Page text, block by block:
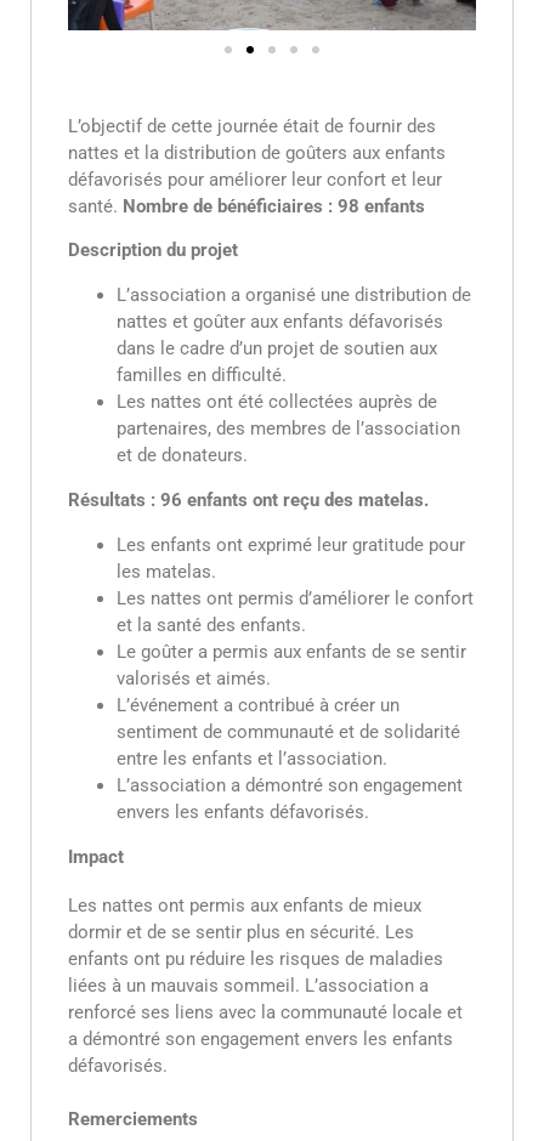
L’objectif de cette journée était de fournir des
nattes et la distribution de goûters aux enfants
défavorisés pour améliorer leur confort et leur
santé. Nombre de bénéficiaires : 98 enfants
Description du projet
L’association a organisé une distribution de
nattes et goûter aux enfants défavorisés
dans le cadre d’un projet de soutien aux
familles en difficulté.
Les nattes ont été collectées auprès de
partenaires, des membres de l’association
et de donateurs.
Résultats : 96 enfants ont reçu des matelas.
Les enfants ont exprimé leur gratitude pour
les matelas.
Les nattes ont permis d’améliorer le confort
et la santé des enfants.
Le goûter a permis aux enfants de se sentir
valorisés et aimés.
L’événement a contribué à créer un
sentiment de communauté et de solidarité
entre les enfants et l’association.
L’association a démontré son engagement
envers les enfants défavorisés.
Impact
Les nattes ont permis aux enfants de mieux
dormir et de se sentir plus en sécurité. Les
enfants ont pu réduire les risques de maladies
liées à un mauvais sommeil. L’association a
renforcé ses liens avec la communauté locale et
a démontré son engagement envers les enfants
défavorisés.
Remerciements